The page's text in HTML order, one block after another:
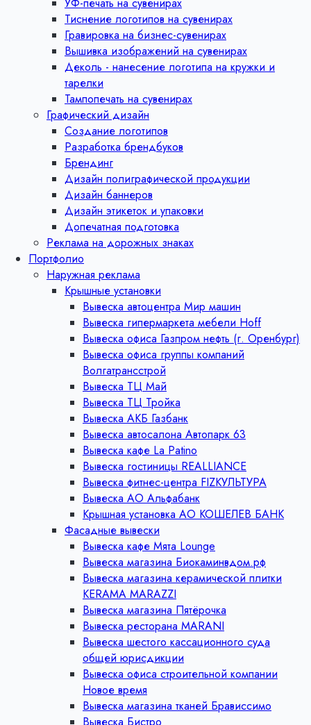
УФ-печать на сувенирах
Тиснение логотипов на сувенирах
Гравировка на бизнес-сувенирах
Вышивка изображений на сувенирах
Деколь - нанесение логотипа на кружки и
тарелки
Тампопечать на сувенирах
Графический дизайн
Создание логотипов
Разработка брендбуков
Брендинг
Дизайн полиграфической продукции
Дизайн баннеров
Дизайн этикеток и упаковки
Допечатная подготовка
Реклама на дорожных знаках
Портфолио
Наружная реклама
Крышные установки
Вывеска автоцентра Мир машин
Вывеска гипермаркета мебели Hoff
Вывеска офиса Газпром нефть (г. Оренбург)
Вывеска офиса группы компаний
Волгатрансстрой
Вывеска ТЦ Май
Вывеска ТЦ Тройка
Вывеска АКБ Газбанк
Вывеска автосалона Автопарк 63
Вывеска кафе La Patino
Вывеска гостиницы REALLIANCE
Вывеска фитнес-центра FIZКУЛЬТУРА
Вывеска АО Альфабанк
Крышная установка АО КОШЕЛЕВ БАНК
Фасадные вывески
Вывеска кафе Мята Lounge
Вывеска магазина Биокаминвдом.рф
Вывеска магазина керамической плитки
KERAMA MARAZZI
Вывеска магазина Пятёрочка
Вывеска ресторана MARANI
Вывеска шестого кассационного суда
общей юрисдикции
Вывеска офиса строительной компании
Новое время
Вывеска магазина тканей Брависсимо